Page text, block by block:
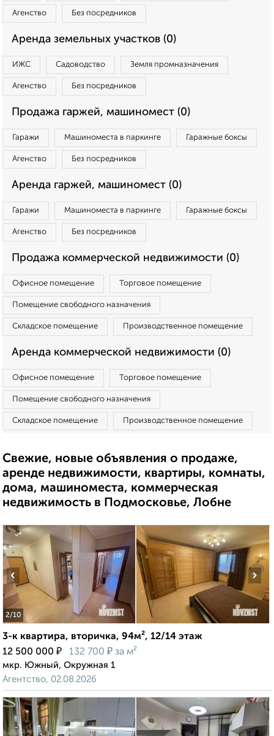
Агенство Без посредников
Аренда земельных участков (0)
ИЖС Садоводство Земля промназначения
Агенство Без посредников
Продажа гаржей, машиномест (0)
Гаражи Машиноместа в паркинге Гаражные боксы
Агенство Без посредников
Аренда гаржей, машиномест (0)
Гаражи Машиноместа в паркинге Гаражные боксы
Агенство Без посредников
Продажа коммерческой недвижимости (0)
Офисное помещение Торговое помещение
Помещение свободного назначения
Складское помещение Производственное помещение
Аренда коммерческой недвижимости (0)
Офисное помещение Торговое помещение
Помещение свободного назначения
Складское помещение Производственное помещение
Свежие, новые объявления о продаже,
аренде недвижимости, квартиры, комнаты,
дома, машиноместа, коммерческая
недвижимость в Подмосковье, Лобне
2/10
‹ ›
3-к квартира, вторичка, 94м², 12/14 этаж
12 500 000 ₽ 132 700 ₽ за м²
мкр. Южный, Окружная 1
Агентство, 02.08.2026